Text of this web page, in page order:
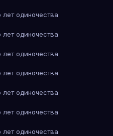
одиночества
одиночества
одиночества
одиночества
одиночества
одиночества
одиночества